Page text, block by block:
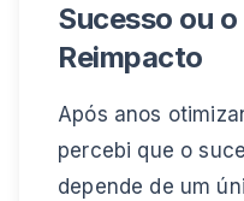
Sucesso ou
Reimpacto
Após anos
percebi que o
depende de um